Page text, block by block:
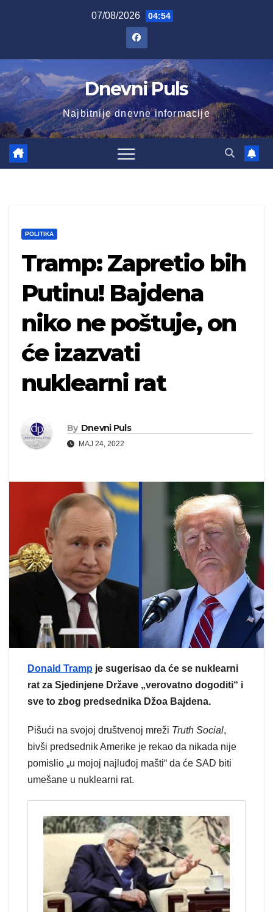
07/08/2026 04:54
Dnevni Puls
Najbitnije dnevne informacije
POLITIKA
Tramp: Zapretio bih
Putinu! Bajdena
niko ne poštuje, on
će izazvati
nuklearni rat
By Dnevni Puls
MAJ 24, 2022
Donald Tramp je sugerisao da će se nuklearni
rat za Sjedinjene Države „verovatno dogoditi“ i
sve to zbog predsednika Džoa Bajdena.
Pišući na svojoj društvenoj mreži Truth Social,
bivši predsednik Amerike je rekao da nikada nije
pomislio „u mojoj najluđoj mašti“ da će SAD biti
umešane u nuklearni rat.